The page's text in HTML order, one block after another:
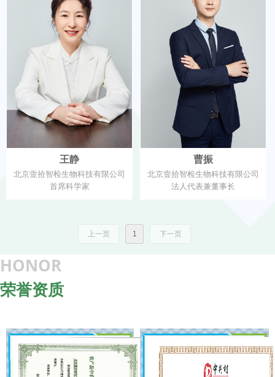
王静
北京壹拾智检生物科技有限公司
首席科学家
曹振
北京壹拾智检生物科技有限公司
法人代表兼董事长
上一页 1 下一页
HONOR
荣誉资质